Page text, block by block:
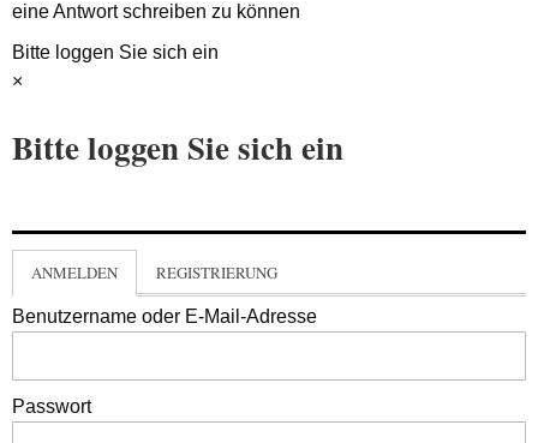
eine Antwort schreiben zu können
Bitte loggen Sie sich ein
×
Bitte loggen Sie sich ein
ANMELDEN REGISTRIERUNG
Benutzername oder E-Mail-Adresse
Passwort